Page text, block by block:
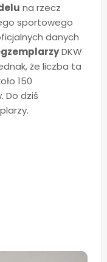
na rzecz
sportowego
danych
DKW
że liczba ta
150
Do dziś